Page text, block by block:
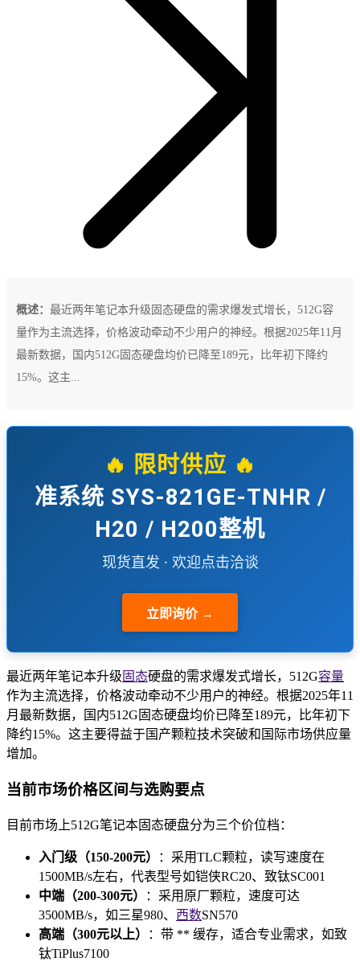
概述： 最近两年笔记本升级固态硬盘的需求爆发式增长，512G容
量作为主流选择，价格波动牵动不少用户的神经。根据2025年11月
最新数据，国内512G固态硬盘均价已降至189元，比年初下降约
15%。这主...
🔥 限时供应 🔥
准系统 SYS-821GE-TNHR /
H20 / H200整机
现货直发 · 欢迎点击洽谈
立即询价 →
最近两年笔记本升级 固态硬盘的需求爆发式增长，512G容量
作为主流选择，价格波动牵动不少用户的神经。根据2025年11
月最新数据，国内512G固态硬盘均价已降至189元，比年初下
降约15%。这主要得益于国产颗粒技术突破和国际市场供应量
增加。
当前市场价格区间与选购要点
目前市场上512G笔记本固态硬盘分为三个价位档：
入门级（150-200元）
：采用TLC颗粒，读写速度在
1500MB/s左右，代表型号如铠侠RC20、致钛SC001
中端（200-300元）
：采用原厂颗粒，速度可达
3500MB/s，如三星980、 西数SN570
高端（300元以上）
：带 ** 缓存，适合专业需求，如致
钛TiPlus7100